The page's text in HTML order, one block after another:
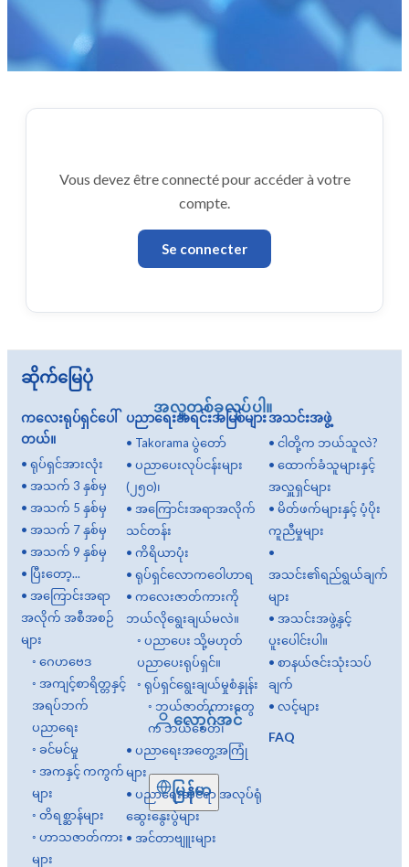
အလှူတစ်ခုလုပ်ပါ။
လော့ဂ်အင်
မြန်မာ
Vous devez être connecté pour accéder à votre
compte.
Se connecter
ဆိုက်မြေပုံ
ကလေးရုပ်ရှင်ပေါ်
တယ်။
• ရုပ်ရှင်အားလုံး
• အသက် 3 နှစ်မှ
• အသက် 5 နှစ်မှ
• အသက် 7 နှစ်မှ
• အသက် 9 နှစ်မှ
• ပြီးတော့...
• အကြောင်းအရာ
အလိုက် အစီအစဉ်
များ
◦ ဂေဟဗေဒ
◦ အကျင့်စာရိတ္တနှင့်
အရပ်ဘက်
ပညာရေး
◦ ခင်မင်မှု
◦ အကနှင့် ကကွက်
များ
◦ တိရစ္ဆာန်များ
◦ ဟာသဇာတ်ကား
များ
ပညာရေးအရင်းအမြစ်များ
• Takorama ပွဲတော်
•ပညာပေးလုပ်ငန်းများ
(၂၅၀)၊
•အကြောင်းအရာအလိုက်
သင်တန်း
•ကိရိယာပုံး
•ရုပ်ရှင်လောကဝေါဟာရ
•ကလေးဇာတ်ကားကို
ဘယ်လိုရွေးချယ်မလဲ။
◦ပညာပေး သို့မဟုတ်
ပညာပေးရုပ်ရှင်။
◦ရုပ်ရှင်ရွေးချယ်မှုစံနှုန်း
◦ ဘယ်ဇာတ်ကားတွေ
က ဘယ်ခေတ်၊
•ပညာရေးအတွေ့အကြုံ
များ
•ပညာရေးဆိုင်ရာ အလုပ်ရုံ
ဆွေးနွေးပွဲများ
•အင်တာဗျူးများ
အသင်းအဖွဲ့
•ငါတို့က ဘယ်သူလဲ?
•ထောက်ခံသူများနှင့်
အလှူရှင်များ
•မိတ်ဖက်များနှင့် ပံ့ပိုး
ကူညီမှုများ
•
အသင်း၏ရည်ရွယ်ချက်
များ
•အသင်းအဖွဲ့နှင့်
ပူးပေါင်းပါ။
•စာနယ်ဇင်းသုံးသပ်
ချက်
•လင့်များ
FAQ